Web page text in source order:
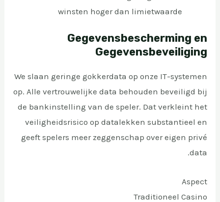
winsten hoger dan limietwaarde
Gegevensbescherming en
Gegevensbeveiliging
We slaan geringe gokkerdata op onze IT-systemen
op. Alle vertrouwelijke data behouden beveiligd bij
de bankinstelling van de speler. Dat verkleint het
veiligheidsrisico op datalekken substantieel en
geeft spelers meer zeggenschap over eigen privé
data.
Aspect
Traditioneel Casino